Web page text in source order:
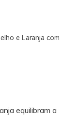
e Laranja com
equilibram a